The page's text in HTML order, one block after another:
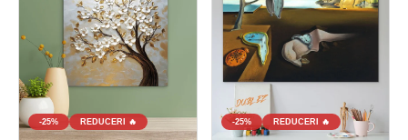
-25% REDUCERI 🔥 -25% REDUCERI 🔥